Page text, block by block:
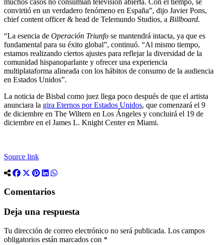
convirtió en un verdadero fenómeno en España”, dijo Javier Pons,
chief content officer & head de Telemundo Studios, a Billboard.
“La esencia de Operación Triunfo se mantendrá intacta, ya que es
fundamental para su éxito global”, continuó. “Al mismo tiempo,
estamos realizando ciertos ajustes para reflejar la diversidad de la
comunidad hispanoparlante y ofrecer una experiencia
multiplataforma alineada con los hábitos de consumo de la audiencia
en Estados Unidos”.
La noticia de Bisbal como juez llega poco después de que el artista
anunciara la gira Eternos por Estados Unidos, que comenzará el 9
de diciembre en The Wiltern en Los Ángeles y concluirá el 19 de
diciembre en el James L. Knight Center en Miami.
Source link
Comentarios
Deja una respuesta
Tu dirección de correo electrónico no será publicada. Los campos
obligatorios están marcados con *